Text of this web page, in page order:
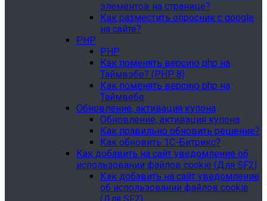
элементов на странице?
Как разместить опросник с google
на сайте?
PHP
PHP
Как поменять версию php на
Таймвэбе? (PHP 8)
Как поменять версию php на
Таймвебе
Обновление, активация купона
Обновление, активация купона
Как правильно обновить решение?
Как обновить 1С-Битрикс?
Как добавить на сайт уведомление об
использовании файлов cookie (Для SF2)
Как добавить на сайт уведомление
об использовании файлов cookie